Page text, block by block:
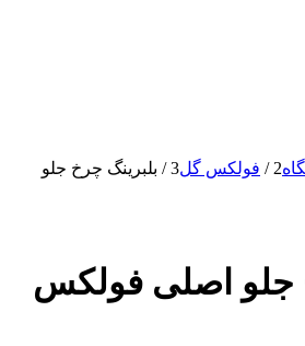
2
/ فولکس گل3
/ بلبرینگ چرخ جلو
جلو اصلی فولکس